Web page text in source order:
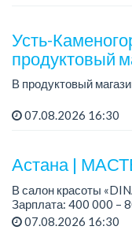
Усть-
продуктовый
В продуктовый
График работы: 6/1,
Мы ищем о...
07.08.2026 16:30
Астана |
В салон красоты
Зарплата: 400 000 –
07.08.2026 16:30